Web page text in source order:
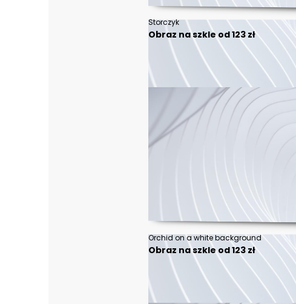
Storczyk
Obraz na szkle od 123 zł
Orchid on a white background
Obraz na szkle od 123 zł